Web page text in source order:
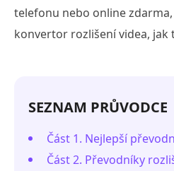
telefonu nebo online
konvertor rozlišení videa, jak
SEZNAM PRŮVODCE
Část 1. Nejlepší
Část 2. Převodníky